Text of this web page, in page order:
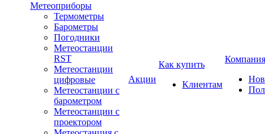
Метеоприборы
Термометры
Барометры
Погодники
Метеостанции
RST
Метеостанции
цифровые
Метеостанции с
барометром
Метеостанции с
проектором
Акции
Как купить
Клиентам
Компания